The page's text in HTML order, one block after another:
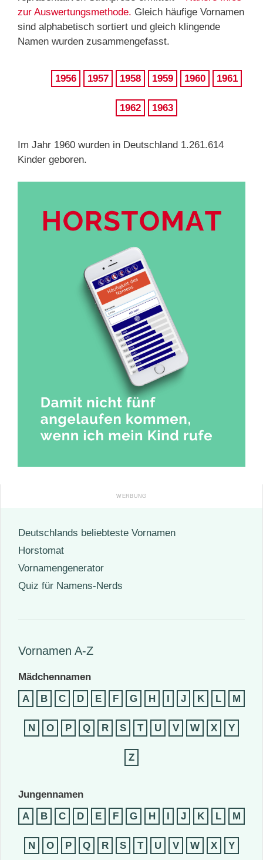
zur Auswertungsmethode. Gleich häufige Vornamen
sind alphabetisch sortiert und gleich klingende
Namen wurden zusammengefasst.
1956 1957 1958 1959 1960 1961
1962 1963
Im Jahr 1960 wurden in Deutschland 1.261.614
Kinder geboren.
Deutschlands beliebteste Vornamen
Horstomat
Vornamengenerator
Quiz für Namens-Nerds
Vornamen A-Z
Mädchennamen
A
B C D E F G H I J K L M
N O P Q R S T U V W X Y
Z
Jungennamen
A
B C D E F G H I J K L M
N O P Q R S T U V W X Y